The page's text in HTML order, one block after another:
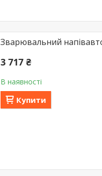
Зварювальний
3 717 ₴
В наявності
Купити